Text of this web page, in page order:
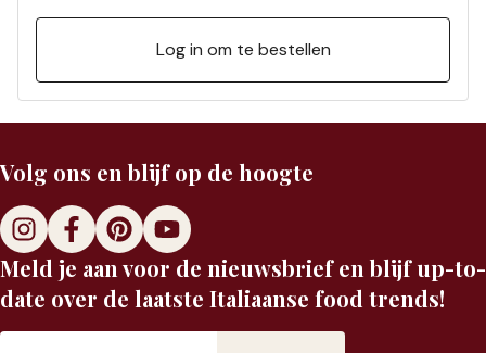
Log in om te bestellen
Volg ons en blijf op de hoogte
Meld je aan voor de nieuwsbrief en blijf up-to-
date over de laatste Italiaanse food trends!